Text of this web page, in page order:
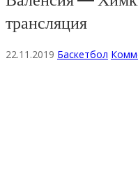
трансляция
22.11.2019 Баскетбол